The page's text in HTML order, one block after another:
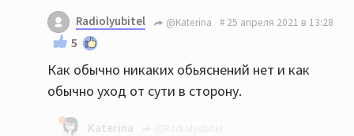
В данном конкретном случае от меня никаких
объяснений не требуется.
Radiolyubitel @Katerina 25 апреля 2021 в 13:28
5
Как обычно никаких обьяснений нет и как
обычно уход от сути в сторону.
Katerina